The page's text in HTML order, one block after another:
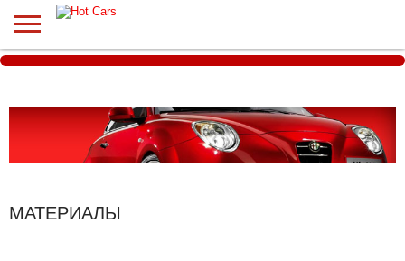
МАТЕРИАЛЫ